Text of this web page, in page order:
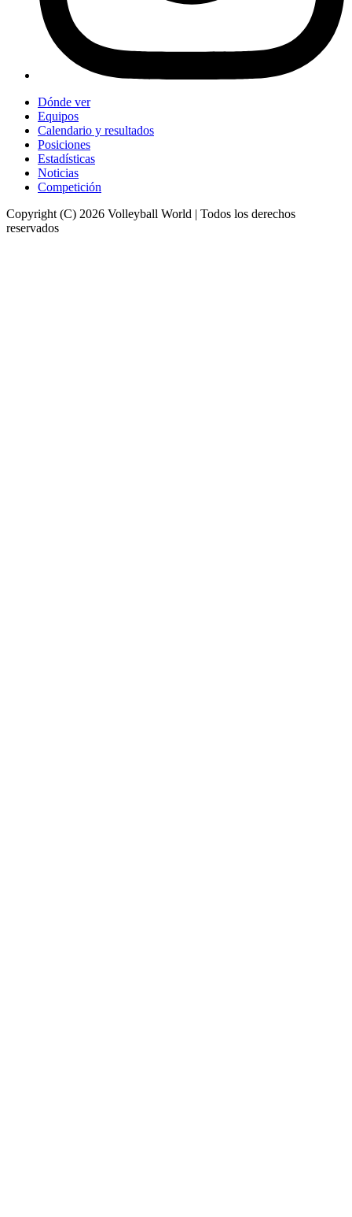
Dónde ver
Equipos
Calendario y resultados
Posiciones
Estadísticas
Noticias
Competición
Copyright (C) 2026 Volleyball World | Todos los derechos
reservados